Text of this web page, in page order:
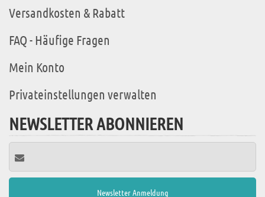
Versandkosten & Rabatt
FAQ - Häufige Fragen
Mein Konto
Privateinstellungen verwalten
NEWSLETTER ABONNIEREN